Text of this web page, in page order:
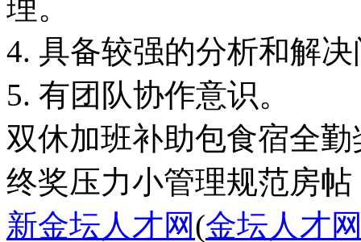
理。
4. 具备较强的分析和解
5. 有团队协作意识。
双休加班补助包食宿全勤
终奖压力小管理规范房帖
新金坛人才网(金坛人才